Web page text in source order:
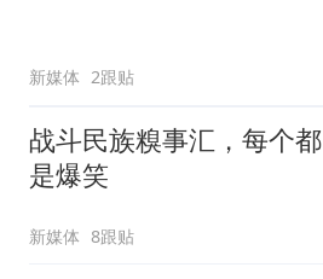
新媒体 2跟贴
战斗民族糗事汇，每个都
是爆笑
新媒体 8跟贴